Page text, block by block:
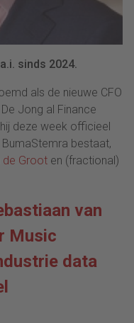
sinds 2024.
als de nieuwe CFO
De Jong al Finance
deze week officieel
bestaat,
de Groot en (fractional)
van
Music
data